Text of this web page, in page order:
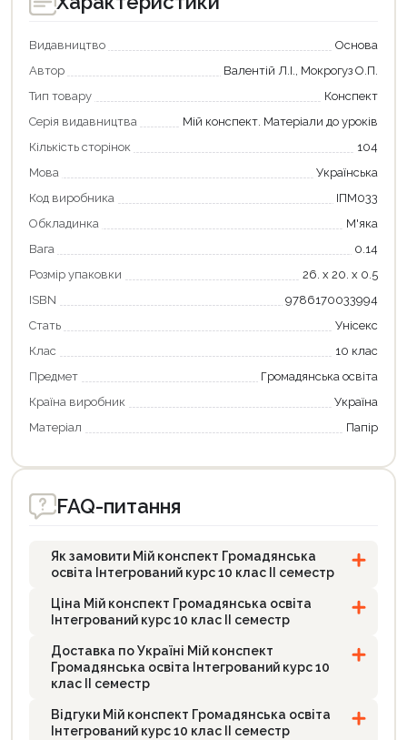
Видавництво
Основа
Автор
Валентій Л.І., Мокрогуз О.П.
Тип товару
Конспект
Серія видавництва
Мій конспект. Матеріали до уроків
Кількість сторінок
104
Мова
Українська
Код виробника
ІПМ033
Обкладинка
М'яка
Вага
0.14
Розмір упаковки
26. х 20. х 0.5
ISBN
9786170033994
Стать
Унісекс
Клас
10 клас
Предмет
Громадянська освіта
Країна виробник
Україна
Матеріал
Папір
FAQ-питання
Як замовити Мій конспект Громадянська
освіта Інтегрований курс 10 клас II семестр
Ціна Мій конспект Громадянська освіта
Інтегрований курс 10 клас II семестр
Доставка по Україні Мій конспект
Громадянська освіта Інтегрований курс 10
клас II семестр
Відгуки Мій конспект Громадянська освіта
Інтегрований курс 10 клас II семестр
Продовжити покупки